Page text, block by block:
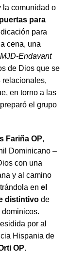
la comunidad o
puertas para
para
cena, una
MJD-Endavant
de Dios que se
relacionales,
en torno a las
el grupo
Fariña OP,
Dominicano –
con una
y al camino
en el
distintivo de
por al
Hispania de
OP.